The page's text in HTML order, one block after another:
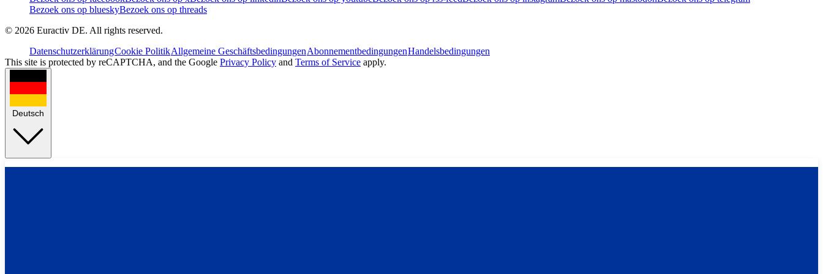
Bezoek ons op blueskyBezoek ons op threads
© 2026 Euractiv DE. All rights reserved.
DatenschutzerklärungCookie PolitikAllgemeine GeschäftsbedingungenAbonnementbedingungenHandelsbedingungen
This site is protected by reCAPTCHA, and the Google Privacy Policy and Terms of Service apply.
Deutsch